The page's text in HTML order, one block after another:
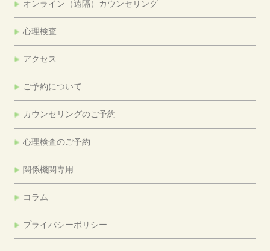
オンライン（遠隔）カウンセリング
心理検査
アクセス
ご予約について
カウンセリングのご予約
心理検査のご予約
関係機関専用
コラム
プライバシーポリシー